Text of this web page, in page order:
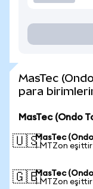
MasTec
para
MasTec (Ondo
🇺🇸MasTec
1 MTZon
🇬🇧MasTec
1 MTZon eşittir